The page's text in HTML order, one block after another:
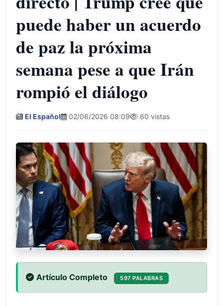
puede haber un acuerdo
de paz la próxima
semana pese a que Irán
rompió el diálogo
El Español 02/06/2026 08:09 60 vistas
Artículo Completo 597 PALABRAS